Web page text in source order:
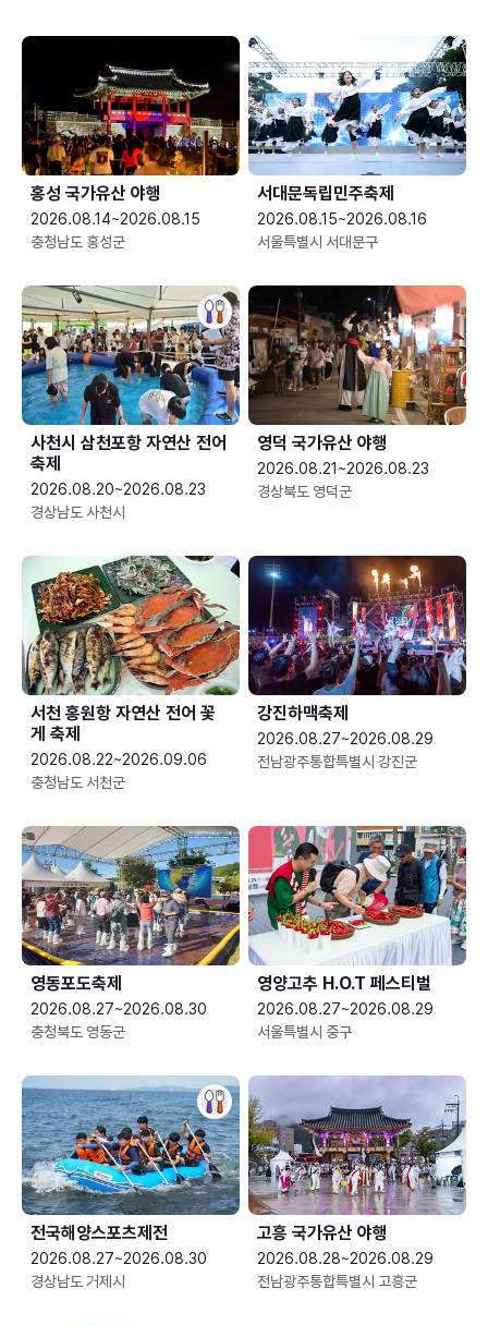
홍성 국가유산 야행
2026.08.14~2026.08.15
충청남도 홍성군
서대문독립민주축제
2026.08.15~2026.08.16
서울특별시 서대문구
사천시 삼천포항 자연산 전어
축제
2026.08.20~2026.08.23
경상남도 사천시
영덕 국가유산 야행
2026.08.21~2026.08.23
경상북도 영덕군
서천 홍원항 자연산 전어 꽃
게 축제
2026.08.22~2026.09.06
충청남도 서천군
강진하맥축제
2026.08.27~2026.08.29
전남광주통합특별시 강진군
영동포도축제
2026.08.27~2026.08.30
충청북도 영동군
영양고추 H.O.T 페스티벌
2026.08.27~2026.08.29
서울특별시 중구
전국해양스포츠제전
2026.08.27~2026.08.30
경상남도 거제시
고흥 국가유산 야행
2026.08.28~2026.08.29
전남광주통합특별시 고흥군